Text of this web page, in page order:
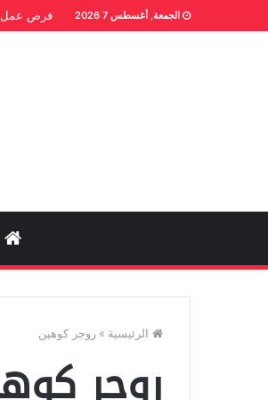
الجمعة, أغسطس 7 2026 فرص عمل
الرئيسية » روجر كوهين